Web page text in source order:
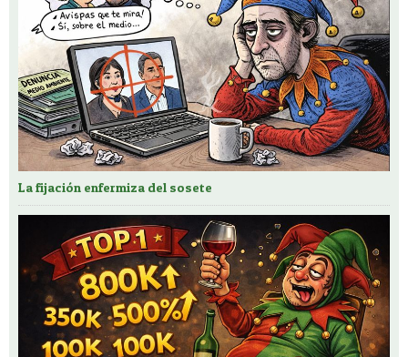
La fijación enfermiza del sosete